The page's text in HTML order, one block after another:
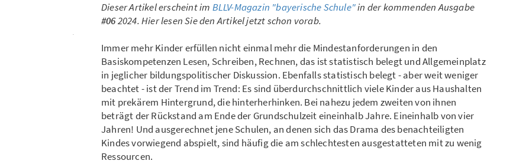
Dieser Artikel erscheint im BLLV-Magazin "bayerische Schule"in der kommenden Ausgabe
#062024. Hier lesen Sie den Artikel jetzt schon vorab.
Immer mehr Kinder erfüllen nicht einmal mehr die Mindestanforderungen in den
Basiskompetenzen Lesen, Schreiben, Rechnen, das ist statistisch belegt und Allgemeinplatz
in jeglicher bildungspolitischer Diskussion. Ebenfalls statistisch belegt - aber weit weniger
beachtet - ist der Trend im Trend: Es sind überdurchschnittlich viele Kinder aus Haushalten
mit prekärem Hintergrund, die hinterherhinken. Bei nahezu jedem zweiten von ihnen
beträgt der Rückstand am Ende der Grundschulzeit eineinhalb Jahre. Eineinhalb von vier
Jahren! Und ausgerechnet jene Schulen, an denen sich das Drama des benachteiligten
Kindes vorwiegend abspielt, sind häufig die am schlechtesten ausgestatteten mit zu wenig
Ressourcen.